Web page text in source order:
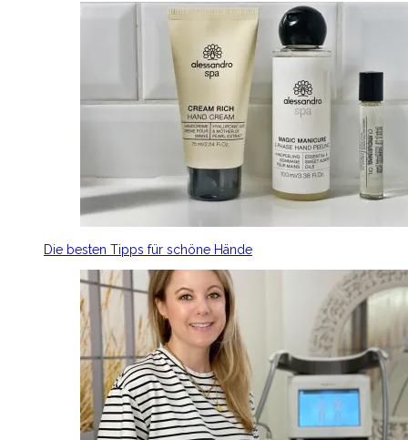
Die besten Tipps für schöne Hände